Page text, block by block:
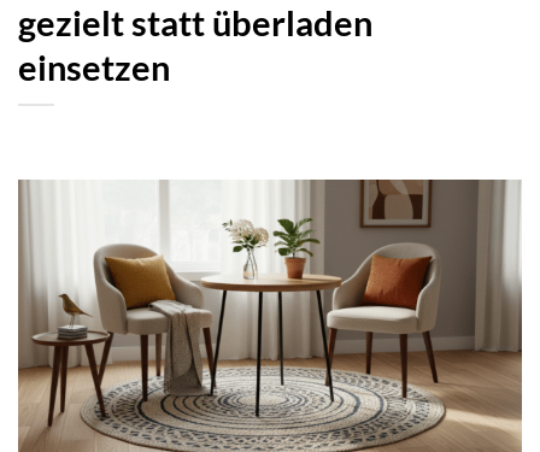
gezielt statt überladen
einsetzen